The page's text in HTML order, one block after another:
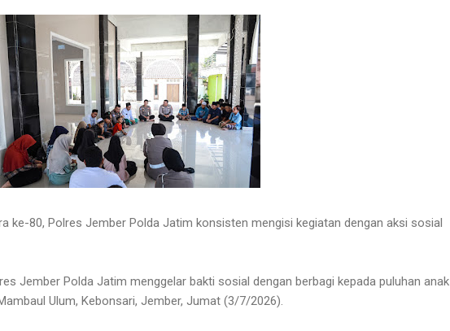
ke-80, Polres Jember Polda Jatim konsisten mengisi kegiatan dengan aksi sosial
Jember Polda Jatim menggelar bakti sosial dengan berbagi kepada puluhan anak
Ulum, Kebonsari, Jember, Jumat (3/7/2026).